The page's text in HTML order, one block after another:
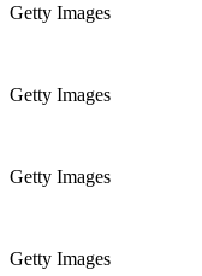
Getty Images
Getty Images
Getty Images
Getty Images